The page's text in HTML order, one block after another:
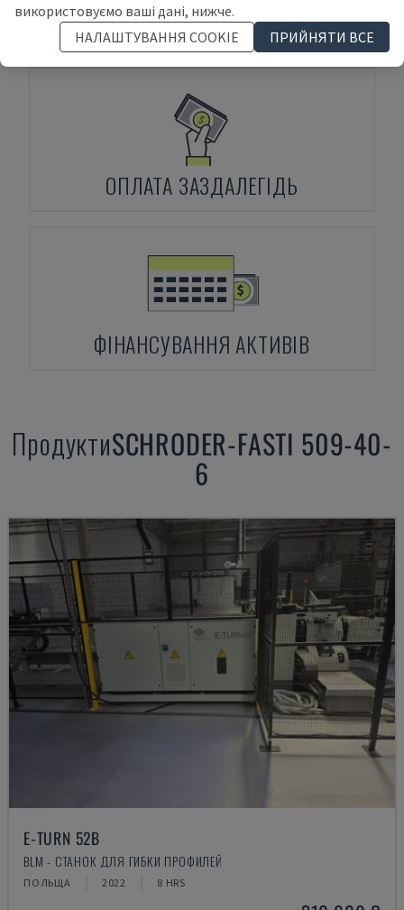
Умови оплати
ОПЛАТА ЗАЗДАЛЕГІДЬ
ФІНАНСУВАННЯ АКТИВІВ
ПродуктиSCHRODER-FASTI 509-40-
6
E-TURN 52B
BLM - СТАНОК ДЛЯ ГИБКИ ПРОФИЛЕЙ
ПОЛЬЩА 2022 8 HRS
використовуємо ваші дані, нижче.
НАЛАШТУВАННЯ COOKIE
ПРИЙНЯТИ ВСЕ